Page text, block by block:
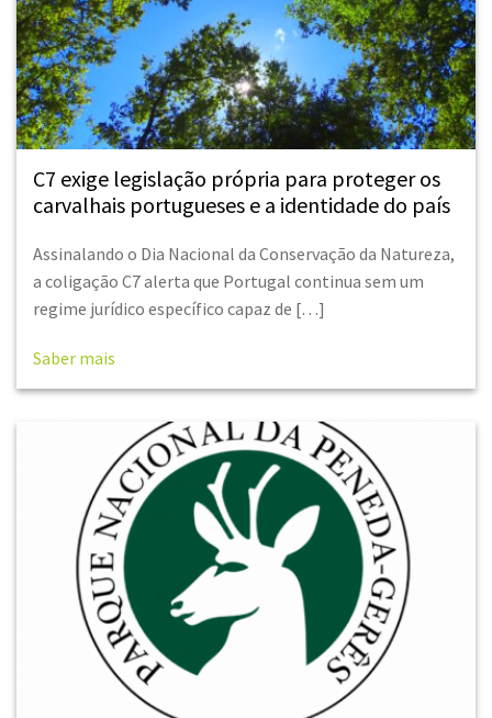
C7 exige legislação própria para proteger os
carvalhais portugueses e a identidade do país
Assinalando o Dia Nacional da Conservação da Natureza,
a coligação C7 alerta que Portugal continua sem um
regime jurídico específico capaz de […]
Saber mais